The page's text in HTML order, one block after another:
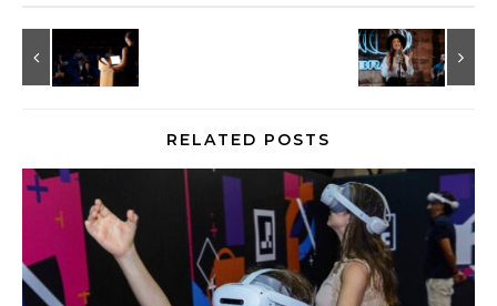
RELATED POSTS